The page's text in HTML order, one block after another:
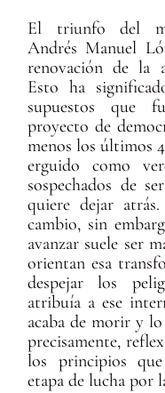
El triunfo del
Andrés Manuel
renovación de la
Esto ha
supuestos que
proyecto de
menos los últimos
erguido como
sospechados de
quiere dejar
cambio, sin
avanzar suele ser
orientan esa
despejar los
atribuía a ese
acaba de morir y
precisamente,
los principios
etapa de lucha por